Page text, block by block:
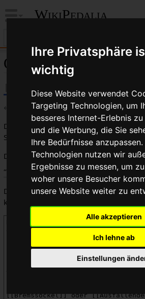
Ihre Privatsphäre
wichtig
Diese Website verwendet
Targeting Technologien, um
besseres Internet-Erlebnis
und die Werbung, die Sie
Ihre Bedürfnisse
Technologien nutzen wir
Ergebnisse zu messen, um
woher unsere Besucher
unsere Website weiter zu
Alle akzeptieren
Ich lehne ab
Einstellungen
WikiPedalia
Quelltext der Seite Mitte
←
Du bist aus dem folgenden Grund nicht
Seite zu bearbeiten:
Diese Aktion ist auf Benutzer
„ Benutzer“ angehören.
Du kannst den Quelltext dieser Seite
kopieren.